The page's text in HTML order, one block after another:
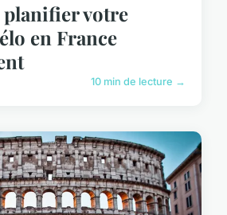
votre
en France
10 min de lecture →